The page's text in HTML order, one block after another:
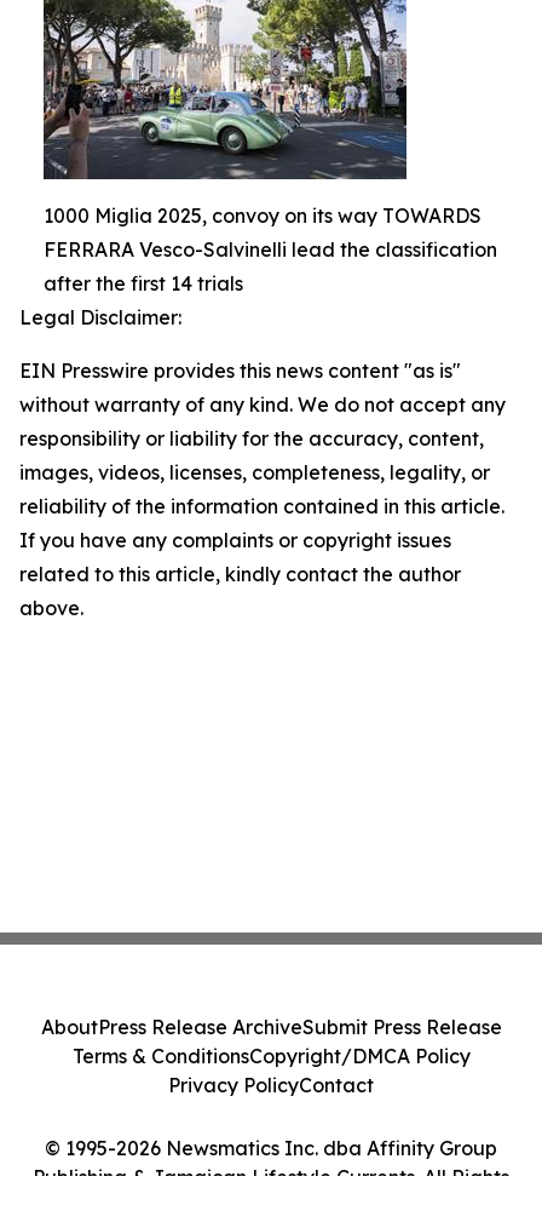
1000 Miglia 2025, convoy on its way TOWARDS
FERRARA Vesco-Salvinelli lead the classification
after the first 14 trials
Legal Disclaimer:
EIN Presswire provides this news content "as is"
without warranty of any kind. We do not accept any
responsibility or liability for the accuracy, content,
images, videos, licenses, completeness, legality, or
reliability of the information contained in this article.
If you have any complaints or copyright issues
related to this article, kindly contact the author
above.
© 1995-2026 Newsmatics Inc. dba Affinity Group
Publishing & Jamaican Lifestyle Currents. All Rights
AboutPress Release ArchiveSubmit Press Release
Terms & ConditionsCopyright/DMCA Policy
Privacy PolicyContact